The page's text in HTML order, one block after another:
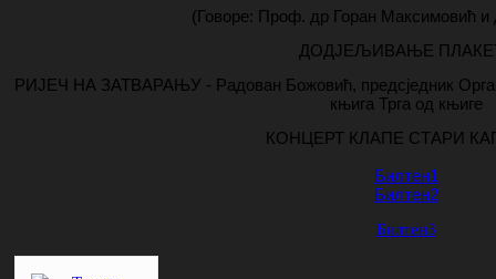
(Говоре: Проф. др Горан Максимовић
ДОДЈЕЉИВАЊЕ
РИЈЕЧ НА ЗАТВАРАЊУ - Радован Божовић, предсједник
књига Трга од књиге
КОНЦЕРТ КЛАПЕ СТАРИ
Билтен1
Билтен2
Билтен3